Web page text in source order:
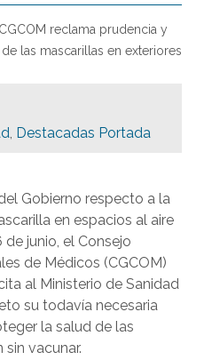
reclama prudencia y
las mascarillas en exteriores
, Destacadas Portada
Gobierno respecto a la
en espacios al aire
junio, el Consejo
de Médicos (CGCOM)
al Ministerio de Sanidad
su todavía necesaria
la salud de las
vacunar.